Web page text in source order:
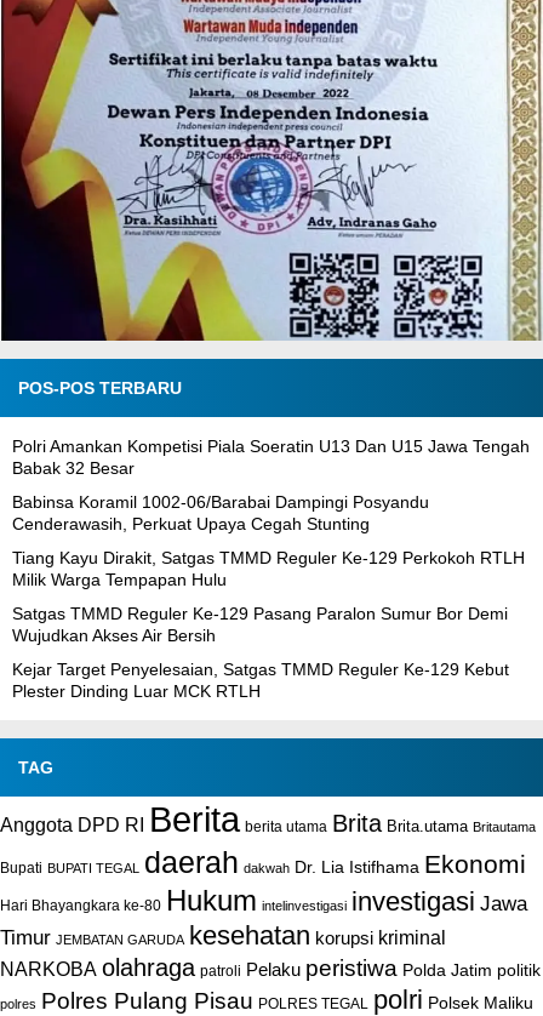
POS-POS TERBARU
Polri Amankan Kompetisi Piala Soeratin U13 Dan U15 Jawa Tengah
Babak 32 Besar
Babinsa Koramil 1002-06/Barabai Dampingi Posyandu
Cenderawasih, Perkuat Upaya Cegah Stunting
Tiang Kayu Dirakit, Satgas TMMD Reguler Ke-129 Perkokoh RTLH
Milik Warga Tempapan Hulu
Satgas TMMD Reguler Ke-129 Pasang Paralon Sumur Bor Demi
Wujudkan Akses Air Bersih
Kejar Target Penyelesaian, Satgas TMMD Reguler Ke-129 Kebut
Plester Dinding Luar MCK RTLH
TAG
Anggota DPD RI Berita berita utama Brita Brita.utama Britautama
Bupati BUPATI TEGAL daerah dakwah Dr. Lia Istifhama Ekonomi
Hari Bhayangkara ke-80 Hukum intelinvestigasi investigasi Jawa
Timur JEMBATAN GARUDA kesehatan korupsi kriminal
NARKOBA olahraga patroli Pelaku peristiwa Polda Jatim politik
polres Polres Pulang Pisau POLRES TEGAL polri Polsek Maliku